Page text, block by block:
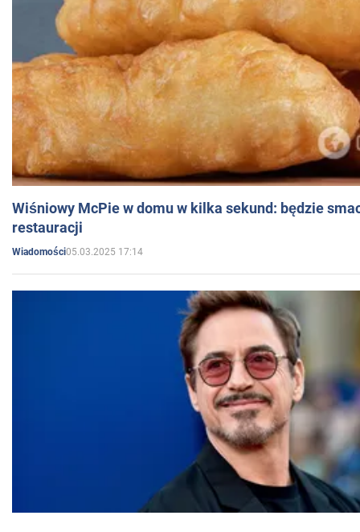
Wiśniowy McPie w domu w kilka sekund: będzie
restauracji
Wiadomości05.03.2025 17:14